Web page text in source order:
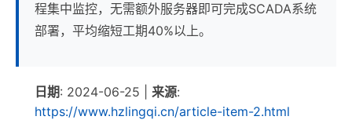
程集中监控，无需额外服务器即可完成SCADA系统
部署，平均缩短工期40%以上。
日期: 2024-06-25 | 来源:
https://www.hzlingqi.cn/article-item-2.html